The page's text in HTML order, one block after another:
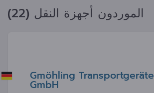
الموردون أجهزة النقل (22)
Gmöhling Transportgeräte
GmbH